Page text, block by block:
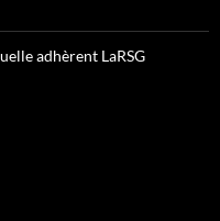
adhèrent LaRSG